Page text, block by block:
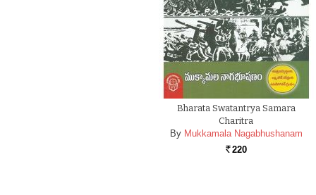
Bharata Swatantrya Samara
Charitra
By Mukkamala Nagabhushanam
Rs. 220